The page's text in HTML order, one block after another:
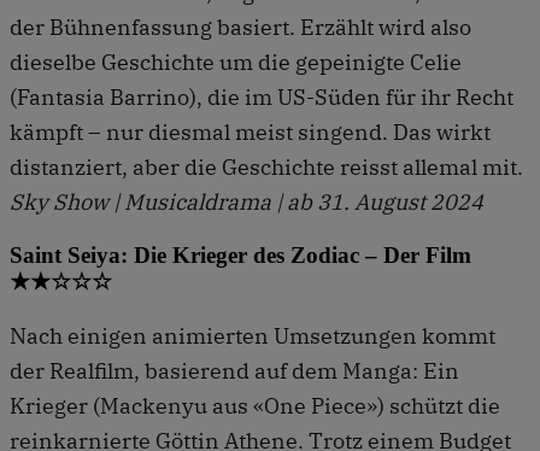
der Bühnenfassung basiert. Erzählt wird also
dieselbe Geschichte um die gepeinigte Celie
(Fantasia Barrino), die im US-Süden für ihr Recht
kämpft – nur diesmal meist singend. Das wirkt
distanziert, aber die Geschichte reisst allemal mit.
Sky Show | Musicaldrama | ab 31. August 2024
Saint Seiya: Die Krieger des Zodiac – Der Film
★★☆☆☆
Nach einigen animierten Umsetzungen kommt
der Realfilm, basierend auf dem Manga: Ein
Krieger (Mackenyu aus «One Piece») schützt die
reinkarnierte Göttin Athene. Trotz einem Budget